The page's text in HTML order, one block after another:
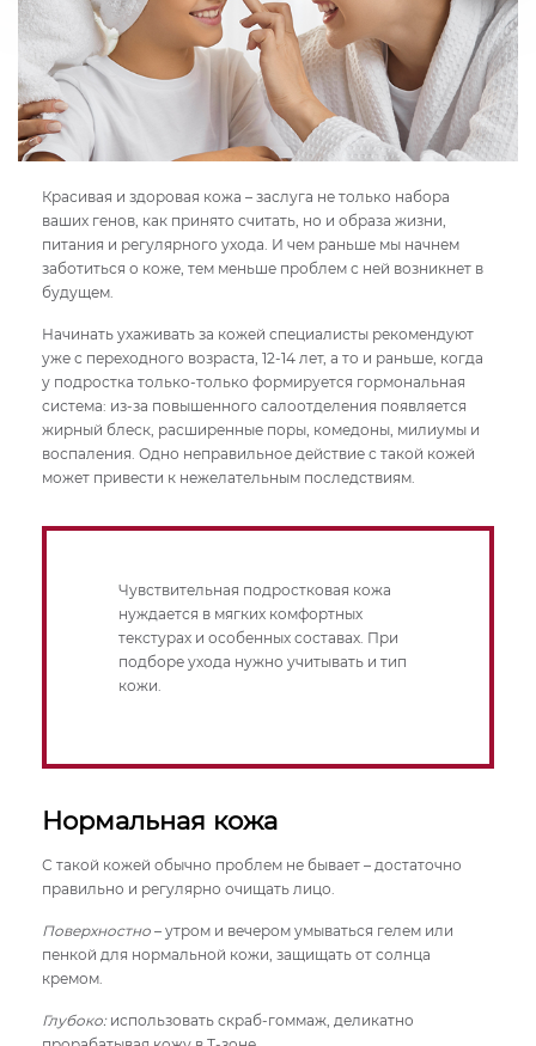
Красивая и здоровая кожа – заслуга не только набора
ваших генов, как принято считать, но и образа жизни,
питания и регулярного ухода. И чем раньше мы начнем
заботиться о коже, тем меньше проблем с ней возникнет в
будущем.
Начинать ухаживать за кожей специалисты рекомендуют
уже с переходного возраста, 12-14 лет, а то и раньше, когда
у подростка только-только формируется гормональная
система: из-за повышенного салоотделения появляется
жирный блеск, расширенные поры, комедоны, милиумы и
воспаления. Одно неправильное действие с такой кожей
может привести к нежелательным последствиям.
Чувствительная подростковая кожа
нуждается в мягких комфортных
текстурах и особенных составах. При
подборе ухода нужно учитывать и тип
кожи.
Нормальная кожа
С такой кожей обычно проблем не бывает – достаточно
правильно и регулярно очищать лицо.
Поверхностно – утром и вечером умываться гелем или
пенкой для нормальной кожи, защищать от солнца
кремом.
Глубоко:использовать скраб-гоммаж, деликатно